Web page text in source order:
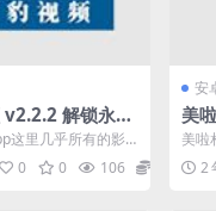
v2.2.2 解锁永久
这里几乎所有的影
的，不需要你像其
钱开会员。...
0 0 106
安
美
的
美啦
机美
供各
2